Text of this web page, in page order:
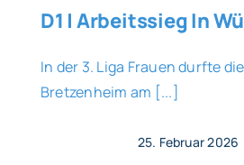
D1 | Arbeitssieg In
In der 3. Liga Frauen durfte
Bretzenheim am [...]
25. Februar 2026